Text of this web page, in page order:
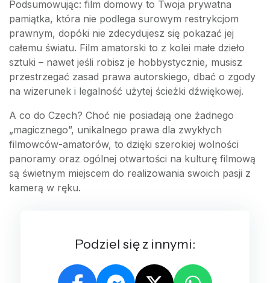
Podsumowując: film domowy to Twoja prywatna
pamiątka, która nie podlega surowym restrykcjom
prawnym, dopóki nie zdecydujesz się pokazać jej
całemu światu. Film amatorski to z kolei małe dzieło
sztuki – nawet jeśli robisz je hobbystycznie, musisz
przestrzegać zasad prawa autorskiego, dbać o zgody
na wizerunek i legalność użytej ścieżki dźwiękowej.
A co do Czech? Choć nie posiadają one żadnego
„magicznego”, unikalnego prawa dla zwykłych
filmowców-amatorów, to dzięki szerokiej wolności
panoramy oraz ogólnej otwartości na kulturę filmową
są świetnym miejscem do realizowania swoich pasji z
kamerą w ręku.
Podziel się z innymi: